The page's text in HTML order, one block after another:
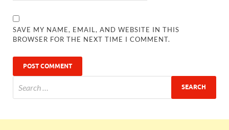
SAVE MY NAME, EMAIL, AND WEBSITE IN THIS
BROWSER FOR THE NEXT TIME I COMMENT.